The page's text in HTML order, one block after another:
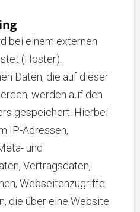
bei einem externen
(Hoster).
Daten, die auf dieser
werden auf den
gespeichert. Hierbei
IP-Adressen,
und
Vertragsdaten,
Webseitenzugriffe
die über eine Website